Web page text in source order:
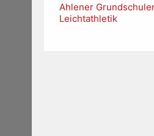
Ahlener
Leichtathletik